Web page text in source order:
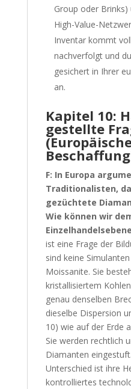
Group oder Brinks)
High-Value-
Inventar kommt
nachverfolgt und
gesichert in Ihrer
an.
Kapitel 10:
gestellte
F: In Europa
Traditionalisten,
gezüchtete
Wie können wir
ist eine Frage der
sind keine
Moissanite. Sie
kristallisiertem
genau denselben
dieselbe Dispersion
10) wie auf der Erde
Sie werden rechtlich
Diamanten
Unterschied ist ihre
kontrolliertes